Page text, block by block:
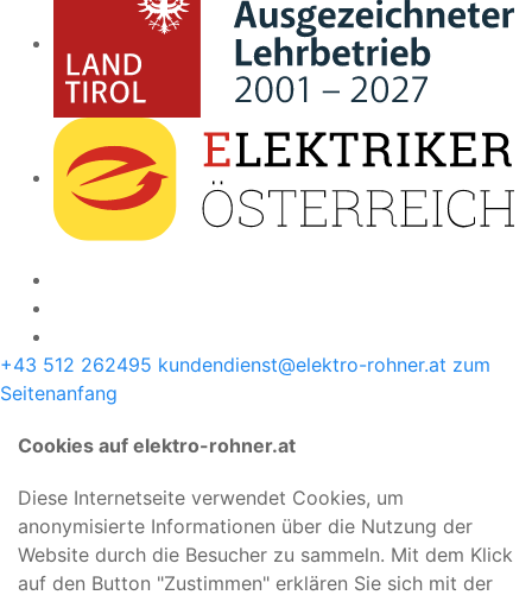
+43 512 262495 kundendienst@elektro-rohner.at zum
Seitenanfang
Cookies auf elektro-rohner.at
Diese Internetseite verwendet Cookies, um
anonymisierte Informationen über die Nutzung der
Website durch die Besucher zu sammeln. Mit dem Klick
auf den Button "Zustimmen" erklären Sie sich mit der